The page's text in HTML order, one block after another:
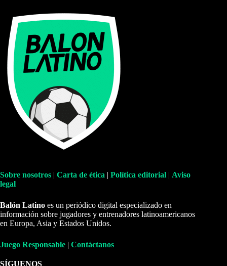
Sobre nosotros | Carta de ética | Política editorial | Aviso
legal
Balón Latino es un periódico digital especializado en
información sobre jugadores y entrenadores latinoamericanos
en Europa, Asia y Estados Unidos.
Juego Responsable | Contáctanos
SÍGUENOS